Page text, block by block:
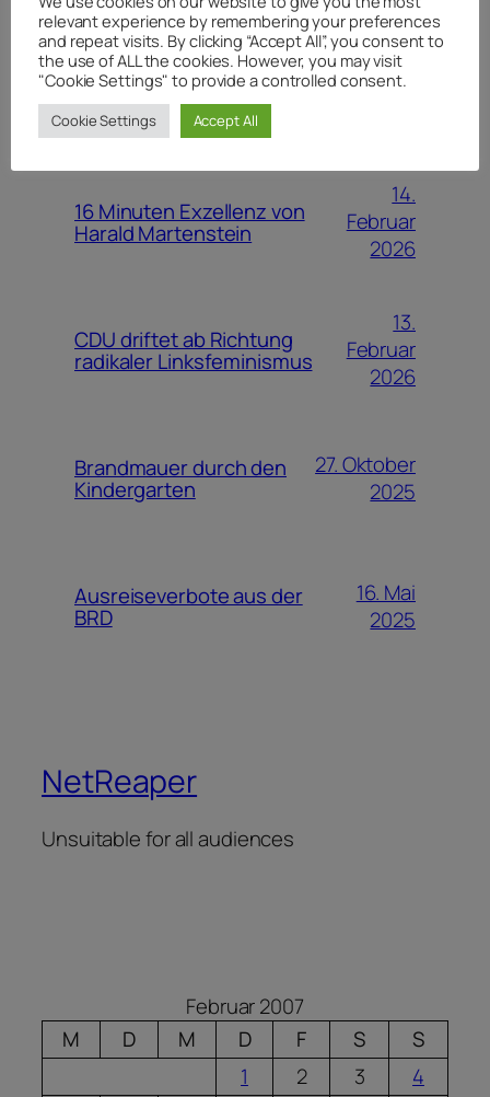
WEITERE BEITRÄGE
16 Minuten Exzellenz von
Harald Martenstein
14.
Februar
2026
CDU driftet ab Richtung
radikaler Linksfeminismus
13.
Februar
2026
Brandmauer durch den
Kindergarten
27. Oktober
2025
Ausreiseverbote aus der
BRD
16. Mai
2025
NetReaper
Unsuitable for all audiences
Februar 2007
M
D M D F S
S
1
2 3
4
relevant experience by remembering your preferences
and repeat visits. By clicking “Accept All”, you consent to
the use of ALL the cookies. However, you may visit
"Cookie Settings" to provide a controlled consent.
Cookie Settings Accept All